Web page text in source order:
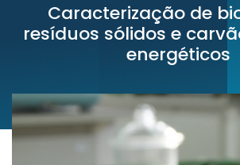
Caracterização de
resíduos sólidos e
energéticos